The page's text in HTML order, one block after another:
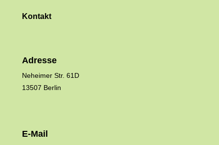
Kontakt
Adresse
Neheimer Str. 61D
13507 Berlin
E-Mail